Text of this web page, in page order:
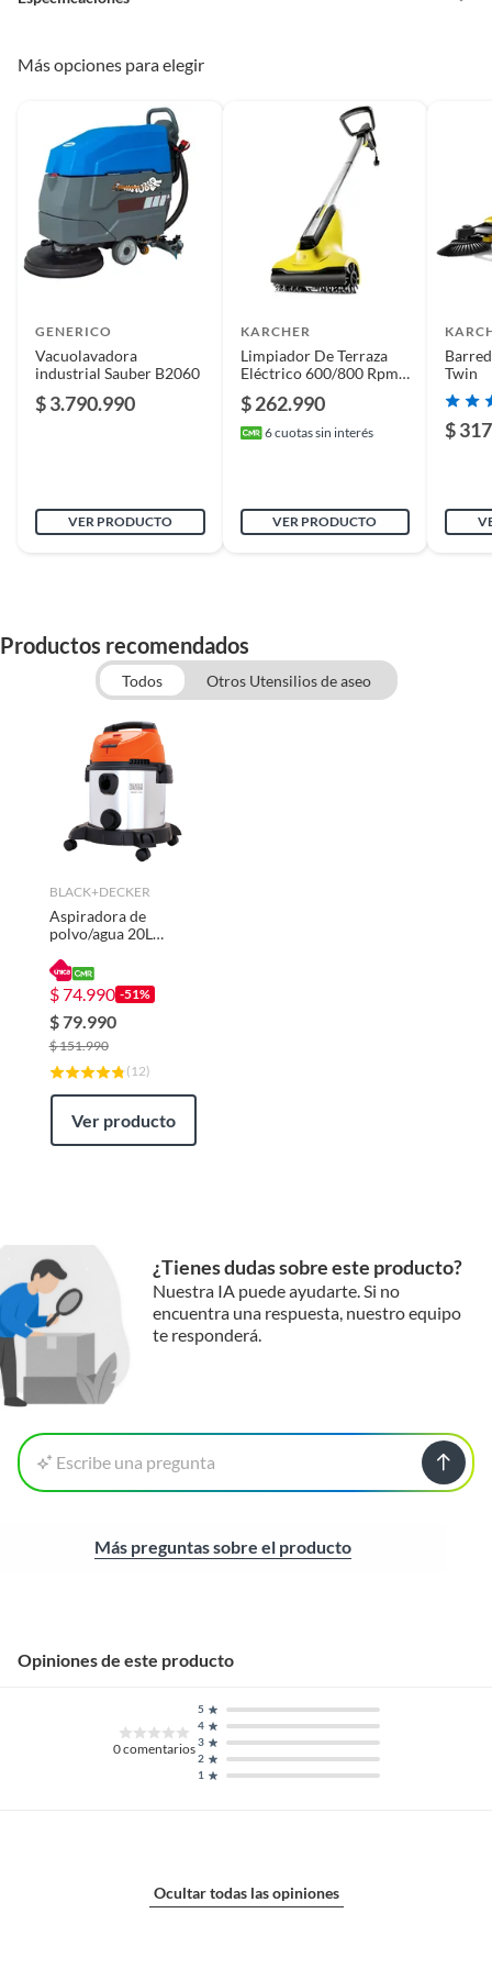
Pinturas de un color a solicitud.
De uso personal.
País de origen
Detalle de la garantía
Condicion del
producto
NUEVO ARMADO
Modelo BF 522 17
Incluye cepillos
Más opciones para elegir
GENERICO
Vacuolavadora
industrial Sauber B2060
$ 3.790.990
VER PRODUCTO
KARCHER
Limpiador De Terraza
Eléctrico 600/800 Rpm
Jardín
$ 262.990
6cuotas sin interés
VER PRODUCTO
Twin
$
Productos recomendados
Todos Otros Utensilios de aseo
BLACK+DECKER
Aspiradora de
polvo/agua 20L
BLACK+DECKER
$74.990 -51%
$79.990
$151.990
( 12)
Ver producto
¿Tienes dudas sobre este producto?
Nuestra IA puede ayudarte. Si no
encuentra una respuesta, nuestro equipo
te responderá.
Escribe una pregunta
Más preguntas sobre el producto
Opiniones de este producto
0comentarios
1
2
3
4
5
Ocultar todas las opiniones